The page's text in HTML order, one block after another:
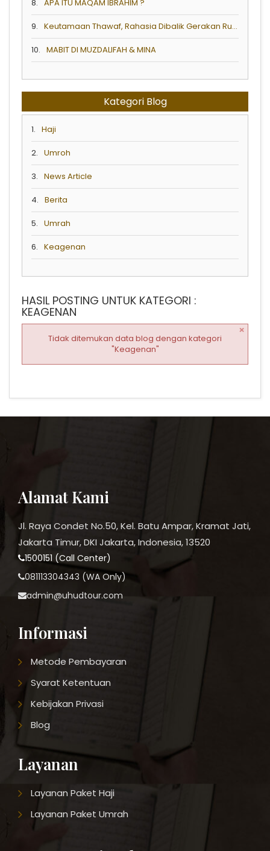
HASIL POSTING UNTUK KATEGORI :
KEAGENAN
Tidak ditemukan data blog dengan kategori
"Keagenan"
×
8. APA ITU MAQAM IBRAHIM ?
9. Keutamaan Thawaf, Rahasia Dibalik Gerakan Rukun Thawaf Dalam Haji dan Umrah
10. MABIT DI MUZDALIFAH & MINA
Kategori Blog
1. Haji
2. Umroh
3. News Article
4. Berita
5. Umrah
6. Keagenan
Alamat Kami
Jl. Raya Condet No.50, Kel. Batu Ampar, Kramat Jati,
Jakarta Timur, DKI Jakarta, Indonesia, 13520
1500151 (Call Center)
081113304343 (WA Only)
admin@uhudtour.com
Informasi
Metode Pembayaran
Syarat Ketentuan
Kebijakan Privasi
Blog
Layanan
Layanan Paket Haji
Layanan Paket Umrah